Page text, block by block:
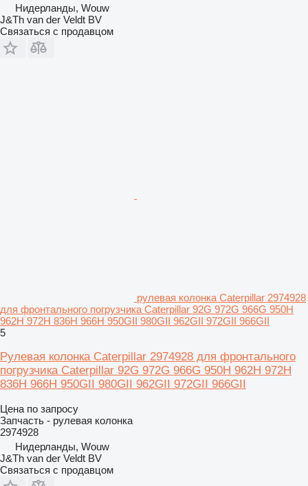
Нидерланды, Wouw
J&Th van der Veldt BV
Связаться с продавцом
рулевая колонка Caterpillar 2974928
для фронтального погрузчика Caterpillar 92G 972G 966G 950H
962H 972H 836H 966H 950GII 980GII 962GII 972GII 966GII
5
Рулевая колонка Caterpillar 2974928 для фронтального
погрузчика Caterpillar 92G 972G 966G 950H 962H 972H
836H 966H 950GII 980GII 962GII 972GII 966GII
Цена по запросу
Запчасть - рулевая колонка
2974928
Нидерланды, Wouw
J&Th van der Veldt BV
Связаться с продавцом